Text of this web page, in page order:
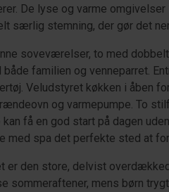
De lyse og varme
særlig stemning, der gør det
soveværelser, to med
familien og venneparret.
Veludstyret køkken i åben
og varmepumpe. To
kan få en god start på dagen
med spa det perfekte sted at
er den store, delvist
sommeraftener, mens børn